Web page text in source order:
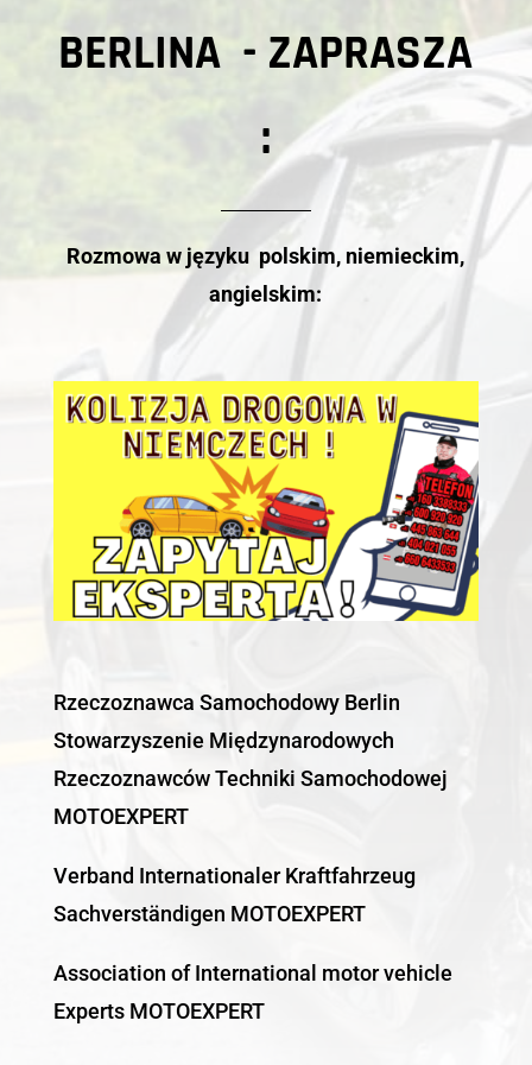
BERLINA - ZAPRASZA
:
Rozmowa w języku polskim, niemieckim,
angielskim:
Rzeczoznawca Samochodowy Berlin
Stowarzyszenie Międzynarodowych
Rzeczoznawców Techniki Samochodowej
MOTOEXPERT
Verband Internationaler Kraftfahrzeug
Sachverständigen MOTOEXPERT
Association of International motor vehicle
Experts MOTOEXPERT